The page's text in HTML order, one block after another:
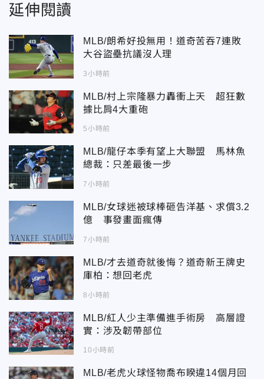
延伸閱讀
MLB/朗希好投無用！道奇苦吞7連敗
大谷盜壘抗議沒人理
3小時前
MLB/村上宗隆暴力轟衝上天 超狂數
據比肩4大重砲
5小時前
MLB/龍仔本季有望上大聯盟 馬林魚
總裁：只差最後一步
7小時前
MLB/女球迷被球棒砸告洋基、求償3.2
億 事發畫面瘋傳
7小時前
MLB/才去道奇就後悔？道奇新王牌史
庫柏：想回老虎
8小時前
MLB/紅人少主準備進手術房 高層證
實：涉及韌帶部位
10小時前
MLB/老虎火球怪物喬布睽違14個月回